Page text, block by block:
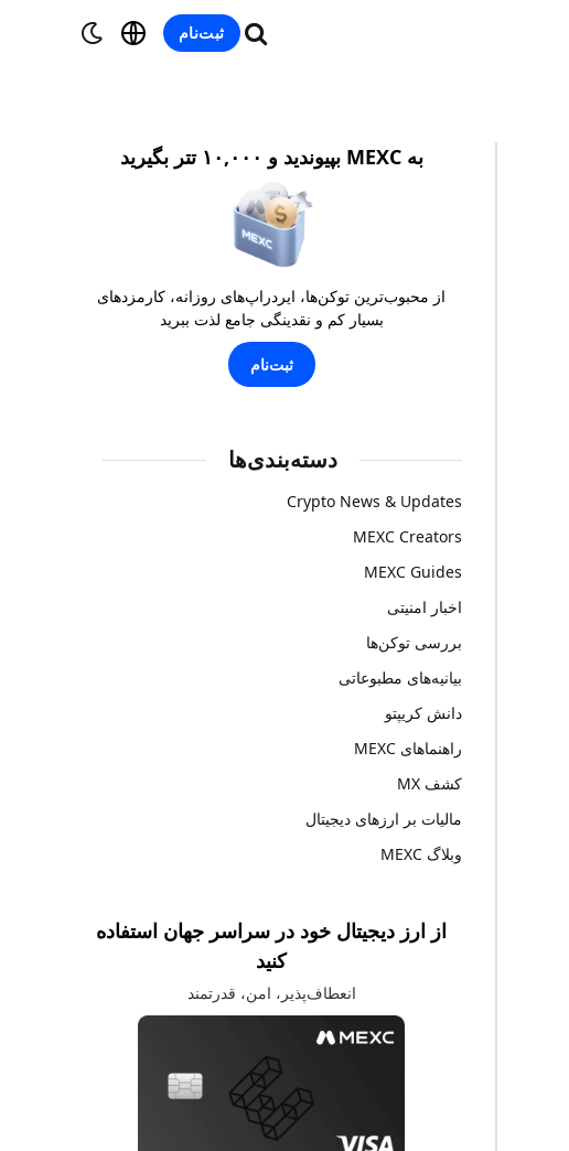
ثبت‌نام
به MEXC بپیوندید و ۱۰,۰۰۰ تتر بگیرید
از محبوب‌ترین توکن‌ها، ایردراپ‌های روزانه، کارمزدهای
بسیار کم و نقدینگی جامع لذت ببرید
ثبت‌نام
دسته‌بندی‌ها
Crypto News & Updates
MEXC Creators
MEXC Guides
اخبار امنیتی
بررسی توکن‌ها
بیانیه‌های مطبوعاتی
دانش کریپتو
راهنماهای MEXC
کشف MX
مالیات بر ارزهای دیجیتال
وبلاگ MEXC
از ارز دیجیتال خود در سراسر جهان استفاده
کنید
انعطاف‌پذیر، امن، قدرتمند